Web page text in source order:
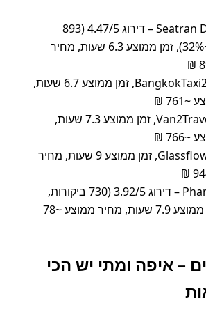
Seatran Discovery – דירוג 4.47/5 (893
ביקורות, ~32%), זמן ממוצע 6.3 שעות, מחיר
BangkokTaxi24 (~26%), זמן ממוצע 6.7 שעות,
₪
Van2Travel (~24%), זמן ממוצע 7.3 שעות,
₪
Glassflower (~9%), זמן ממוצע 9 שעות, מחיר
Phantip 1970 – דירוג 3.92/5 (730 ביקורות,
~5%), זמן ממוצע 7.9 שעות, מחיר ממוצע ~78
– איפה ומתי יש הכי